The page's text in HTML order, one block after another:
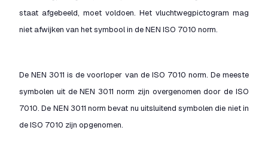
staat afgebeeld, moet voldoen. Het vluchtwegpictogram mag
niet afwijken van het symbool in de NEN ISO 7010 norm.
De NEN 3011 is de voorloper van de ISO 7010 norm. De meeste
symbolen uit de NEN 3011 norm zijn overgenomen door de ISO
7010. De NEN 3011 norm bevat nu uitsluitend symbolen die niet in
de ISO 7010 zijn opgenomen.